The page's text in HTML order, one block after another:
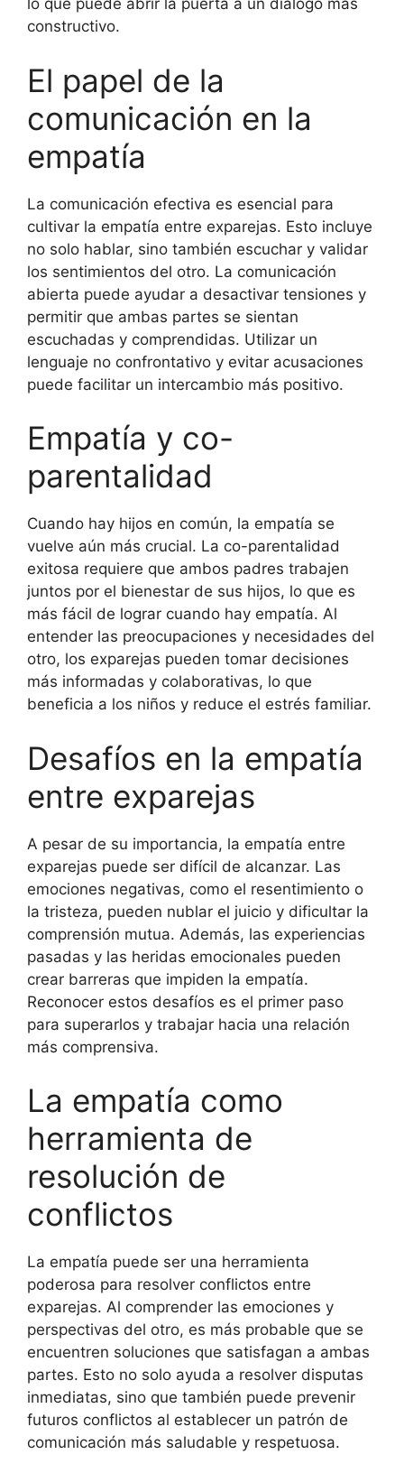
lo que puede abrir la puerta a un diálogo más
constructivo.
El papel de la
comunicación en la
empatía
La comunicación efectiva es esencial para
cultivar la empatía entre exparejas. Esto incluye
no solo hablar, sino también escuchar y validar
los sentimientos del otro. La comunicación
abierta puede ayudar a desactivar tensiones y
permitir que ambas partes se sientan
escuchadas y comprendidas. Utilizar un
lenguaje no confrontativo y evitar acusaciones
puede facilitar un intercambio más positivo.
Empatía y co-
parentalidad
Cuando hay hijos en común, la empatía se
vuelve aún más crucial. La co-parentalidad
exitosa requiere que ambos padres trabajen
juntos por el bienestar de sus hijos, lo que es
más fácil de lograr cuando hay empatía. Al
entender las preocupaciones y necesidades del
otro, los exparejas pueden tomar decisiones
más informadas y colaborativas, lo que
beneficia a los niños y reduce el estrés familiar.
Desafíos en la empatía
entre exparejas
A pesar de su importancia, la empatía entre
exparejas puede ser difícil de alcanzar. Las
emociones negativas, como el resentimiento o
la tristeza, pueden nublar el juicio y dificultar la
comprensión mutua. Además, las experiencias
pasadas y las heridas emocionales pueden
crear barreras que impiden la empatía.
Reconocer estos desafíos es el primer paso
para superarlos y trabajar hacia una relación
más comprensiva.
La empatía como
herramienta de
resolución de
conflictos
La empatía puede ser una herramienta
poderosa para resolver conflictos entre
exparejas. Al comprender las emociones y
perspectivas del otro, es más probable que se
encuentren soluciones que satisfagan a ambas
partes. Esto no solo ayuda a resolver disputas
inmediatas, sino que también puede prevenir
futuros conflictos al establecer un patrón de
comunicación más saludable y respetuosa.